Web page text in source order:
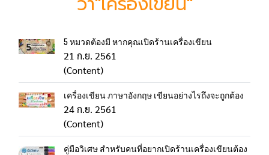
5 หมวดต้องมี หากคุณเปิดร้านเครื่องเขียน
21 ก.ย. 2561
(Content)
เครื่องเขียน ภาษาอังกฤษ เขียนอย่างไรถึงจะถูกต้อง
24 ก.ย. 2561
(Content)
คู่มือวิเศษ สำหรับคนที่อยากเปิดร้านเครื่องเขียนต้อง